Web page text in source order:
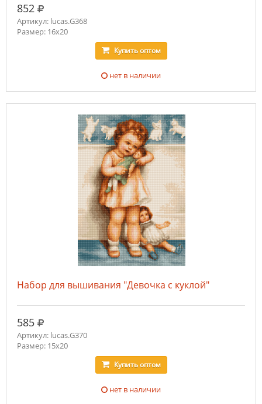
852 руб.
Артикул: lucas.G368
Размер: 16x20
Купитьоптом
нет в наличии
Набор для вышивания "Девочка с куклой"
585 руб.
Артикул: lucas.G370
Размер: 15x20
Купитьоптом
нет в наличии